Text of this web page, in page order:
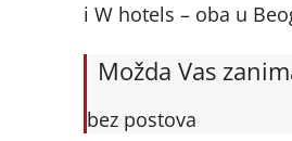
i W hotels – oba u
Možda Vas
bez postova